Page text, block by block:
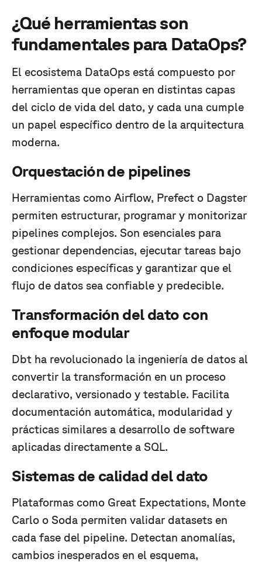
¿Qué herramientas son
fundamentales para DataOps?
El ecosistema DataOps está compuesto por
herramientas que operan en distintas capas
del ciclo de vida del dato, y cada una cumple
un papel específico dentro de la arquitectura
moderna.
Orquestación de pipelines
Herramientas como Airflow, Prefect o Dagster
permiten estructurar, programar y monitorizar
pipelines complejos. Son esenciales para
gestionar dependencias, ejecutar tareas bajo
condiciones específicas y garantizar que el
flujo de datos sea confiable y predecible.
Transformación del dato con
enfoque modular
Dbt ha revolucionado la ingeniería de datos al
convertir la transformación en un proceso
declarativo, versionado y testable. Facilita
documentación automática, modularidad y
prácticas similares a desarrollo de software
aplicadas directamente a SQL.
Sistemas de calidad del dato
Plataformas como Great Expectations, Monte
Carlo o Soda permiten validar datasets en
cada fase del pipeline. Detectan anomalías,
cambios inesperados en el esquema,